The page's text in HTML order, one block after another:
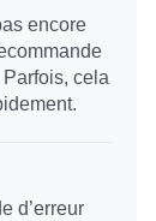
encore
cela
d’erreur